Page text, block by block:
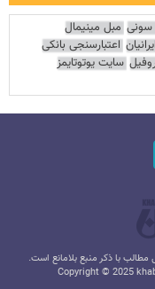
سونی مبل مینیمال
اعتبارسنجی بانکی
سایت یوتوتایمز
با ذکر منبع بلامانع است.
Copyright © 2025